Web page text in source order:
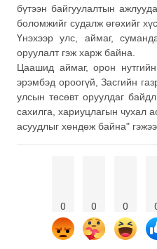
бүтээн байгуулалтын
боломжийг судалж өгөхийг
Үнэхээр улс, аймаг,
оруулалт гэж харж байна.
Цаашид аймаг, орон
эрэмбэд ороогүй, Засгийн
улсын төсөвт оруулдаг
сахилга, хариуцлагын чухал
асуудлыг хөндөж байна" гэжээ
0 0 0